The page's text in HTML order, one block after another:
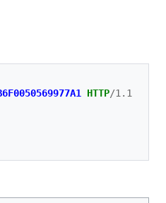
HTTP/1.1